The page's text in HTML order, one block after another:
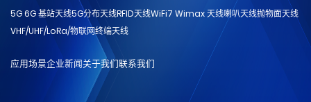
5G 6G 基站天线5G分布天线RFID天线WiFi7 Wimax 天线喇叭天线抛物面天线
VHF/UHF/LoRa/物联网终端天线
应用场景企业新闻关于我们联系我们